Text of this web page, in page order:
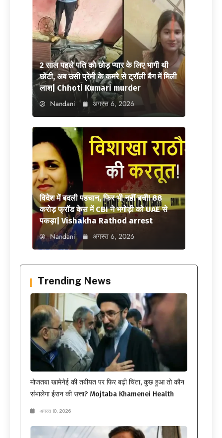
2 साल पहले पति को छोड़ प्यार के लिए भागी थी
छोटी, अब उसी प्रेमी के कमरे से ट्रॉली बैग में मिली
लाश| Chhoti Kumari murder
Nandani अगस्त 6, 2026
विदेश में बदली पहचान, फिर भी नहीं बची! 88
करोड़ फ्रॉड केस में CBI ने भगोड़ी को UAE से
पकड़ा| Vishakha Rathod arrest
Nandani अगस्त 6, 2026
Trending News
मोजतबा खामेनेई की तबीयत पर फिर बढ़ी चिंता, कुछ हुआ तो कौन
संभालेगा ईरान की सत्ता? Mojtaba Khamenei Health
अगस्त 10, 2026